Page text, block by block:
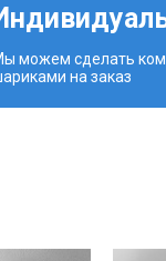
можем сделать
на заказ